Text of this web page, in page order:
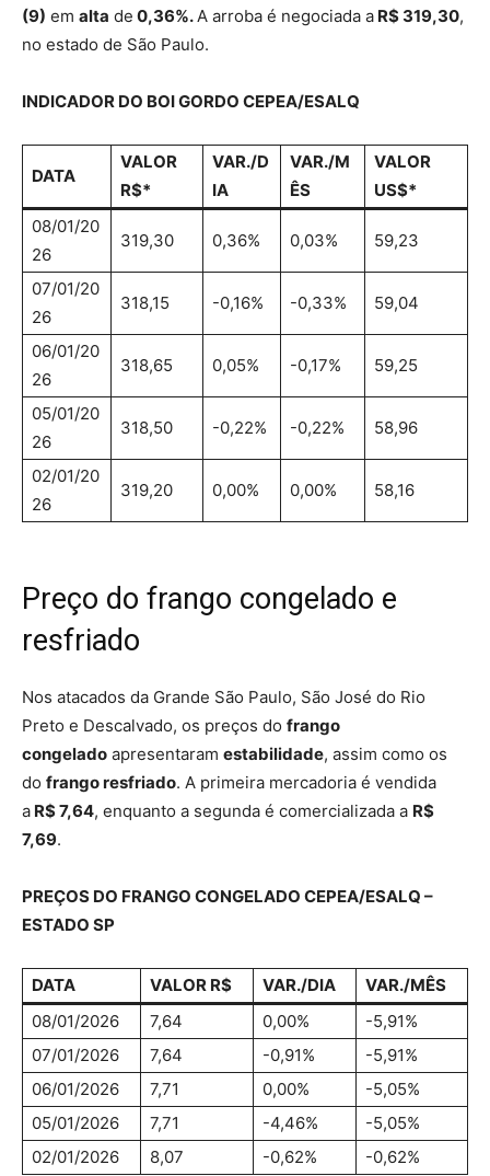
(9) em alta de 0,36%.A arroba é negociada a R$ 319,30,
no estado de São Paulo.
INDICADOR DO BOI GORDO CEPEA/ESALQ
DATA
VALOR
R$*
VAR./D
IA
VAR./M
ÊS
VALOR
US$*
08/01/20
26
319,30 0,36% 0,03% 59,23
07/01/20
26
318,15 -0,16% -0,33% 59,04
06/01/20
26
318,65 0,05% -0,17% 59,25
05/01/20
26
318,50 -0,22% -0,22% 58,96
02/01/20
26
319,20 0,00% 0,00% 58,16
Preço do frango congelado e
resfriado
Nos atacados da Grande São Paulo, São José do Rio
Preto e Descalvado, os preços do frango
congelado apresentaram estabilidade, assim como os
do frango resfriado. A primeira mercadoria é vendida
a R$ 7,64, enquanto a segunda é comercializada a R$
7,69.
PREÇOS DO FRANGO CONGELADO CEPEA/ESALQ –
ESTADO SP
DATA VALOR R$ VAR./DIA
VAR./MÊS
08/01/2026
7,64 0,00%
-5,91%
07/01/2026
7,64 -0,91%
-5,91%
06/01/2026
7,71 0,00%
-5,05%
05/01/2026
7,71 -4,46%
-5,05%
02/01/2026
8,07 -0,62% -0,62%